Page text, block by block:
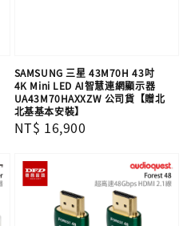
SAMSUNG 三星 43M70H 43吋
4K Mini LED AI智慧連網顯示器
UA43M70HAXXZW 公司貨【贈北
北基基本安裝】
Regular
NT$ 16,900